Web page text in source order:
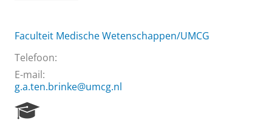
Faculteit Medische Wetenschappen/UMCG
Telefoon:
E-mail:
g.a.ten.brinke@umcg.nl